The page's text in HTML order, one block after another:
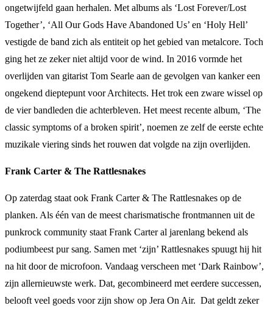
ongetwijfeld gaan herhalen. Met albums als ‘Lost Forever/Lost
Together’, ‘All Our Gods Have Abandoned Us’ en ‘Holy Hell’
vestigde de band zich als entiteit op het gebied van metalcore. Toch
ging het ze zeker niet altijd voor de wind. In 2016 vormde het
overlijden van gitarist Tom Searle aan de gevolgen van kanker een
ongekend dieptepunt voor Architects. Het trok een zware wissel op
de vier bandleden die achterbleven. Het meest recente album, ‘The
classic symptoms of a broken spirit’, noemen ze zelf de eerste echte
muzikale viering sinds het rouwen dat volgde na zijn overlijden.
Frank Carter & The Rattlesnakes
Op zaterdag staat ook Frank Carter & The Rattlesnakes op de
planken. Als één van de meest charismatische frontmannen uit de
punkrock community staat Frank Carter al jarenlang bekend als
podiumbeest pur sang. Samen met ‘zijn’ Rattlesnakes spuugt hij hit
na hit door de microfoon. Vandaag verscheen met ‘Dark Rainbow’,
zijn allernieuwste werk. Dat, gecombineerd met eerdere successen,
belooft veel goeds voor zijn show op Jera On Air. Dat geldt zeker